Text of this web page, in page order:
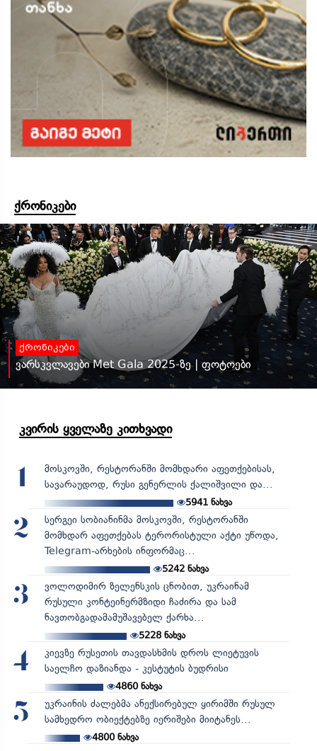
ქრონიკები
ქრონიკები
ვარსკვლავები Met Gala 2025-ზე | ფოტოები
კვირის ყველაზე კითხვადი
1
მოსკოვში, რესტორანში მომხდარი აფეთქებისას,
სავარაუდოდ, რუსი გენერლის ქალიშვილი და...
5941 ნახვა
2
სერგეი სობიანინმა მოსკოვში, რესტორანში
მომხდარ აფეთქებას ტერორისტული აქტი უწოდა,
Telegram-არხების ინფორმაც...
5242ნახვა
3
ვოლოდიმირ ზელენსკის ცნობით, უკრაინამ
რუსული კონტეინერმზიდი ჩაძირა და სამ
ნავთობგადამამუშავებელ ქარხა...
5228ნახვა
4
კიევზე რუსეთის თავდასხმის დროს ლიეტუვის
საელჩო დაზიანდა - კესტუტის ბუდრისი
4860ნახვა
5
უკრაინის ძალებმა ანექსირებულ ყირიმში რუსულ
სამხედრო ობიექტებზე იერიშები მიიტანეს...
4800ნახვა